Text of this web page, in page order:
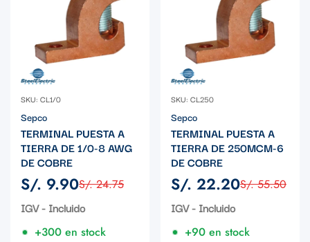
SKU: CL1/0
Sepco
TERMINAL PUESTA A
TIERRA DE 1/0-8 AWG
DE COBRE
Precio
de
S/. 9.90
Precio
regular
S/. 24.75
IGV - Incluido
+300 en stock
SKU: CL250
Sepco
TERMINAL PUESTA A
TIERRA DE 250MCM-6
DE COBRE
Precio
de
S/. 22.20
Precio
regular
S/. 55.50
IGV - Incluido
+90 en stock